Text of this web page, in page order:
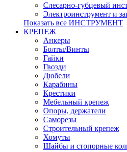
Слесарно-губцевый
Электроинструмент и
Показать все ИНСТРУМЕНТ
КРЕПЕЖ
Анкеры
Болты/Винты
Гайки
Гвозди
Дюбели
Карабины
Крестики
Мебельный крепеж
Опоры, держатели
Саморезы
Строительный крепеж
Хомуты
Шайбы и стопорные